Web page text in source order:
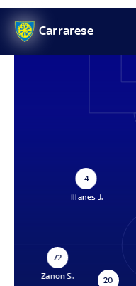
Carrarese
4
Illanes J.
72
Zanon S.
20